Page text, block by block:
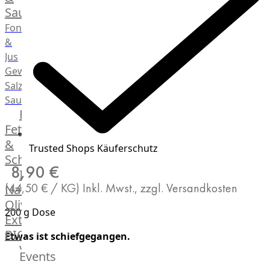
Saucen
Fonds
&
Jus
Gewürze
Salz
Saucen
Butter,
Fett
&
Schmalz
ItalianBar
Natives
Olivenöl
Extra
BIO
Veggie
Hardware
Events
Trusted Shops Käuferschutz
8,90 €
(44,50 € / KG) Inkl. Mwst., zzgl. Versandkosten
200 g Dose
Etwas ist schiefgegangen.